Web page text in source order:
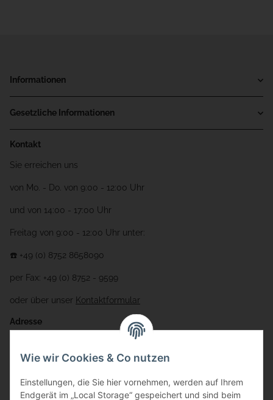
Informationen
Gesetzliche Informationen
Kontakt
Sie erreichen uns
von Mo. - Do. von 9:00 - 12:00 Uhr
und von 14:00 - 17:00 Uhr
Freitag von 9:00 - 12:00 Uhr unter:
☎️ +49 (0) 8752 8658090
per Fax: +49 (0) 8752 - 9599
oder über unser Kontaktformular
Adresse
Gewerbering 17
84072 Au i.d. Hallertau
Wie wir Cookies & Co nutzen
Einstellungen, die Sie hier vornehmen, werden auf Ihrem
Endgerät im „Local Storage“ gespeichert und sind beim